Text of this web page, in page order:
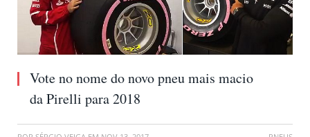
Vote no nome do novo pneu mais macio
da Pirelli para 2018